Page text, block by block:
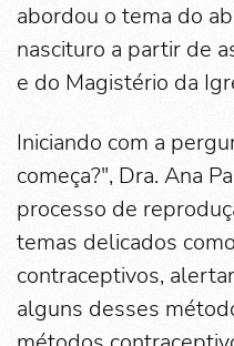
abordou o tema do
nascituro a partir de
e do Magistério da
Iniciando com a
começa?", Dra. Ana
processo de
temas delicados
contraceptivos,
alguns desses